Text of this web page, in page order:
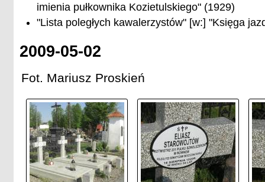
imienia pułkownika Kozietulskiego" (1929)
"Lista poległych kawalerzystów" [w:] "Księga
2009-05-02
Fot. Mariusz Proskień